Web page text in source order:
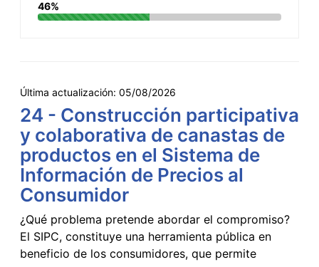
46%
Última actualización: 05/08/2026
24 - Construcción participativa
y colaborativa de canastas de
productos en el Sistema de
Información de Precios al
Consumidor
¿Qué problema pretende abordar el compromiso?
El SIPC, constituye una herramienta pública en
beneficio de los consumidores, que permite